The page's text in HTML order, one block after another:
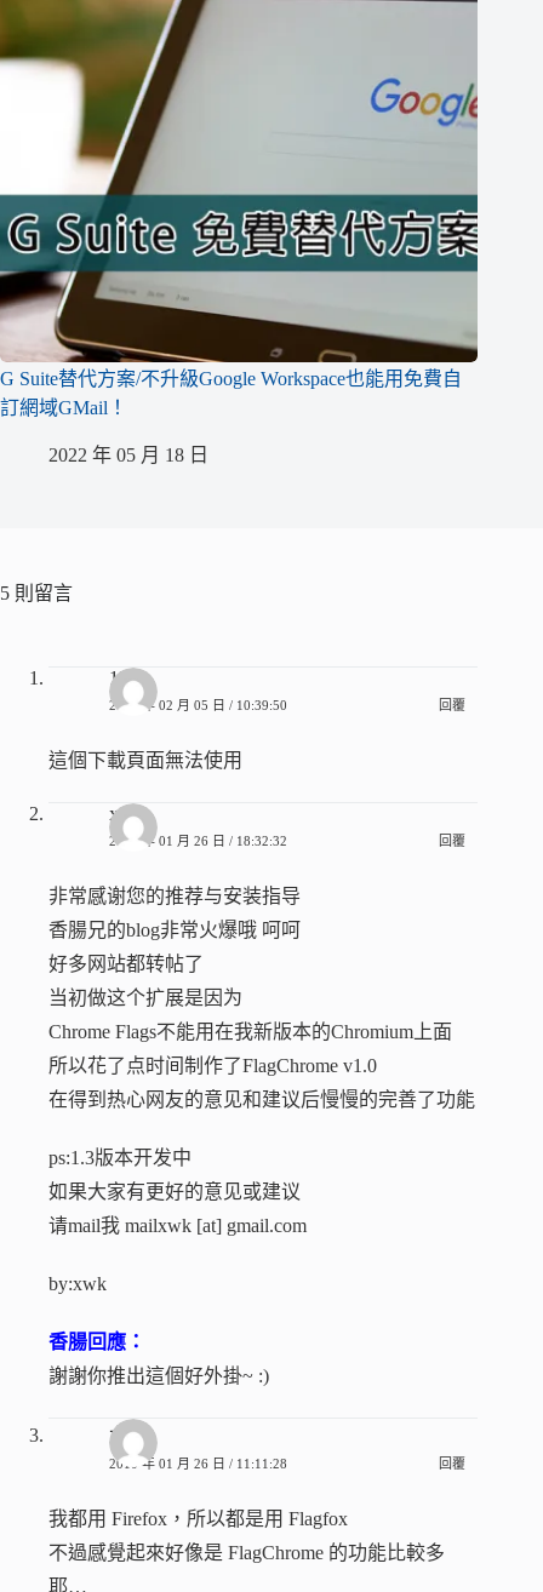
G Suite替代方案/不升級Google Workspace也能用免費自
訂網域GMail！
2022 年 05 月 18 日
5 則留言
123
2012 年 02 月 05 日 / 10:39:50 回覆
這個下載頁面無法使用
xwk
2010 年 01 月 26 日 / 18:32:32 回覆
非常感谢您的推荐与安装指导
香腸兄的blog非常火爆哦 呵呵
好多网站都转帖了
当初做这个扩展是因为
Chrome Flags不能用在我新版本的Chromium上面
所以花了点时间制作了FlagChrome v1.0
在得到热心网友的意见和建议后慢慢的完善了功能
ps:1.3版本开发中
如果大家有更好的意见或建议
请mail我 mailxwk [at] gmail.com
by:xwk
香腸回應：
謝謝你推出這個好外掛~ :)
六氓
2010 年 01 月 26 日 / 11:11:28 回覆
我都用 Firefox，所以都是用 Flagfox
不過感覺起來好像是 FlagChrome 的功能比較多
耶…